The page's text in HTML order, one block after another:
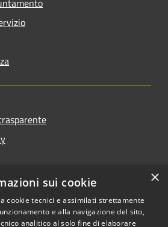
×
sui cookie
cookie tecnici e assimilati strettamente
e alla navigazione del sito,
analitico al solo fine di elaborare